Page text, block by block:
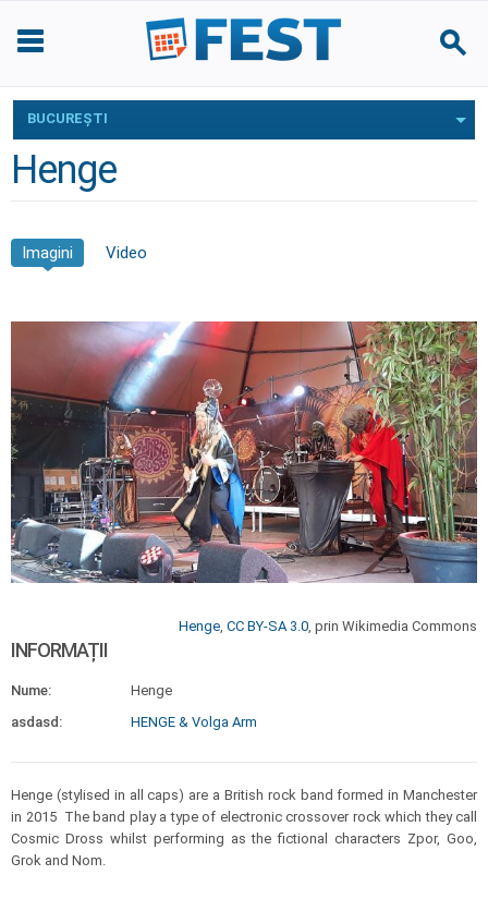
BUCUREŞTI
Henge
Imagini Video
Henge, CC BY-SA 3.0, prin Wikimedia Commons
INFORMAȚII
Nume:
Henge
asdasd:
HENGE & Volga Arm
Henge (stylised in all caps) are a British rock band formed in Manchester
in 2015 The band play a type of electronic crossover rock which they call
Cosmic Dross whilst performing as the fictional characters Zpor, Goo,
Grok and Nom.